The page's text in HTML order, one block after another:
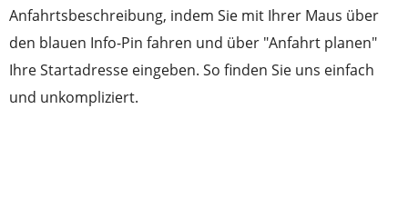
Anfahrtsbeschreibung, indem Sie mit Ihrer Maus über
den blauen Info-Pin fahren und über "Anfahrt planen"
Ihre Startadresse eingeben. So finden Sie uns einfach
und unkompliziert.